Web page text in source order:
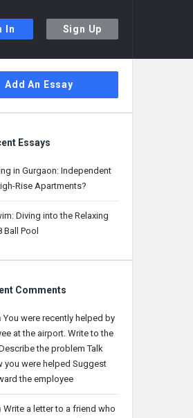
In Sign Up
Add An Essay
Essays
in Gurgaon: Independent
Rise Apartments?
Diving into the Relaxing
Pool
Comments
You were recently helped by
at the airport. Write to the
the problem Talk
you were helped Suggest
the employee
Write a letter to a friend who